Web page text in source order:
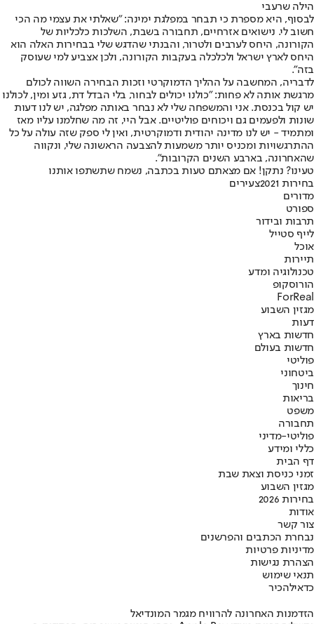
הילה שרעבי
לבסוף, היא מספרת כי תבחר במפלגת ימינה: "שאלתי את עצמי מה הכי
חשוב לי. נישואים אזרחיים, תחבורה בשבת, השלכות כלכליות של
הקורונה, היחס לערבים ולטרור, והבנתי שהדגש שלי בבחירות האלה הוא
היחס לארץ ישראל ולכלכלה בעקבות הקורונה, ולכן אצביע למי שעוסק
בזה".
לדבריה, המחשבה על ההליך הדמוקרטי וזכות הבחירה השווה לכולם
מרגשת אותה לא פחות: "כולנו יכולים לבחור, בלי הבדל דת, גזע ומין, לכולנו
יש קול בכנסת. אני והמשפחה שלי לא נבחר באותה מפלגה, יש לנו דעות
שונות ולפעמים גם ויכוחים פוליטיים. אבל היי, זה מה שחלמנו עליו מאז
ומתמיד - יש לנו מדינה יהודית ודמוקרטית, ואין לי ספק שזה עולה על כל
ההתרגשויות ומכניס יותר משמעות להצבעה הראשונה שלי, ונקווה
שהאחרונה, בארבע השנים הקרובות".
טעינו? נתקן! אם מצאתם טעות בכתבה, נשמח שתשתפו אותנו
בחירות 2021
צעירים
מדורים
ספורט
תרבות ובידור
לייף סטייל
אוכל
תיירות
טכנולוגיה ומדע
הורוסקופ
ForReal
מגזין השבוע
דעות
חדשות בארץ
חדשות בעולם
פוליטי
ביטחוני
חינוך
בריאות
משפט
תחבורה
פוליטי-מדיני
כללי ומידע
דף הבית
זמני כניסת וצאת שבת
מגזין השבוע
בחירות 2026
אודות
צור קשר
נבחרת הכתבים והפרשנים
מדיניות פרטיות
הצהרת נגישות
תנאי שימוש
כדאילהכיר
הזדמנות האחרונה להרוויח מגמר המונדיאל